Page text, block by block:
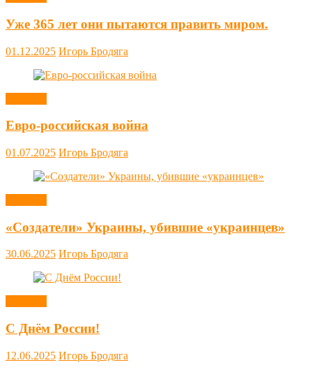
Уже 365 лет они пытаются править миром.
01.12.2025 Игорь Бродяга
Евро-российская война
01.07.2025 Игорь Бродяга
«Создатели» Украины, убившие «украинцев»
30.06.2025 Игорь Бродяга
С Днём России!
12.06.2025 Игорь Бродяга